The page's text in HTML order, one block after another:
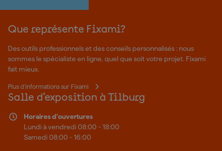
Que représente Fixami?
Des outils professionnels et des conseils personnalisés : nous
sommes le spécialiste en ligne, quel que soit votre projet. Fixami
fait mieux.
Plus d'informations sur Fixami
Salle d'exposition à Tilburg
Horaires d'ouvertures
Lundi à vendredi 08:00 - 18:00
Samedi 08:00 - 16:00